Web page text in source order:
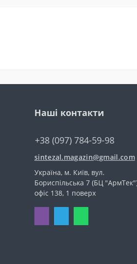
Наші контакти
+38 (097) 784-59-98
sintezal.magazin@gmail.com
Україна, м. Київ, вул.
Бориспільська 7 (БЦ
офіс 138, 1 поверх